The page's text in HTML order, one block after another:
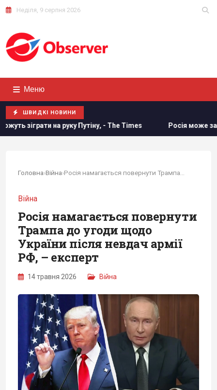
Неділя, 9 серпня 2026
Меню
ШВИДКІ НОВИНИ
Путіну, - The Times Росія може застосувати ядерну
Головна›Війна›
Війна
Росія намагається повернути
Трампа до угоди щодо
України після невдач армії
РФ, – експерт
14 травня 2026 Війна